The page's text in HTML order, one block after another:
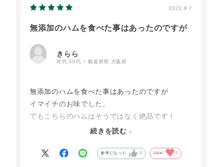
2023.9.7
無添加のハムを食べた事はあったのですが
きらら
年代:50代 都道府県: 大阪府
無添加のハムを食べた事はあったのですが
イマイチのお味でした。
でもこちらのハムはそうではなく絶品です！
美味しい！お値段は少々お高いですが安全な物を
た。
続きを読む
参考になった 0 Like! 0